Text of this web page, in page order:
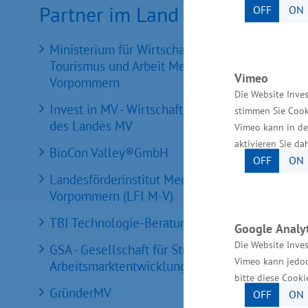
OFF ON
Vimeo
Die Website
stimmen Sie
Vimeo kann in
aktivieren Sie
OFF ON
Google
Die Website
Vimeo kann
bitte diese
OFF ON
Partner im Land
Ministerium für Wirtschaft, Infrastruktur,
Tourismus und Arbeit Mecklenburg-
Vorpommern
Invest in MV - Wirtschaftsfördergesellschaft
des Landes MV
BioCon Valley®GmbH
Landesförderinstitut Mecklenburg-
Vorpommern (LFI M-V)
TBI Technologie-Beratungs-Institut GmbH
GSA - Gesellschaft für Struktur &
Arbeitsmarktentwicklung mbH
GründerMV